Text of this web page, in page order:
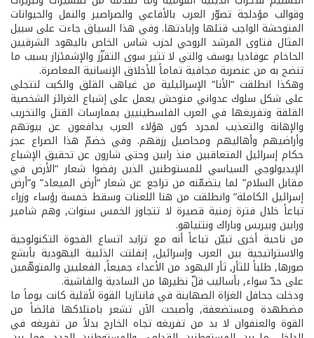
وقوالب مؤدلجة تصوّر العرب بالأفاعي والصراصير والنمل والحيوانات
المتوحشة الواجب قتلها وإبادتها. وفي هذا السياق جاءت على سبيل
المثال فتاوى المرشد الروحي لحزب شاس الخاص باليهود الشرقيين
الحاخام عوفاديا يوسف والتي لا تثير سوى التقزّز والإشمئزاز بسبب ما
تنضح به من عنصرية مجافية تماماً للأخلاق الإنسانية المعاصرة.
وهكذا انطلقت “الأنا” الإسرائيلية من غياهب القلق والكبت لتتجلى
على شكل سلوك عدواني متوحش يعمل على إشباع الغرائز الشخصية
القلقة وتفريغها في العرب الفلسطينيين بممارسات القتل والتخريب
والإهانة والتعذيب لمجرد كون هؤلاء العرب يدافعون عن بيوتهم
وأراضيهم وأهاليهم ومحاصيل رزقهم. وفي خضمّ هذا الصراع عجز
حكام إسرائيل المتعاقبين منذ رابين وحتى شارون عن تحقيق الإشباع
الإيديولوجي السياسي للمستوطنين الذين رفضوا شعار “الأرض في
مقابل السلام” لما يتضمّنه من تراجع عن شعار “أرض الميعاد” و”أرض
إسرائيل الكاملة” وانطلقت من هنا اللعنات وسقط خمسة رؤساء وزراء
تباعاً خلال فترة زمنية قصيرة لا تتجاوز الخمس سنوات, وهم شامير
ورابين وبيريس وباراك ونتنياهو.
من ناحية أخرى تبيّن تباعاً أنه مع تزايد اتساع الفجوة التكنولوجية
والاستراتيجية بين العرب وإسرائيل, إنفلتت الذئبية اليهودية بأبشع
صورها, طلباً للثأر, ثأر اليهود من الأعداء جميعاً, الفعليين والمتوهّمين
على حدّ سواء, بأساليب قلّ نظيرها من السادية والفاشية.
ودخلت جحافل الغزاة الصهاينة في فانتازيا القوة لأقلية كانت يوماً ما
مضطهدة ومستضعفة, وأصبحت الآن تشعر بامتلاكها فائضاً من
القوة والعنفوان لا بد من تفريغه تجاه الخارج بدلاً من تفريغه في